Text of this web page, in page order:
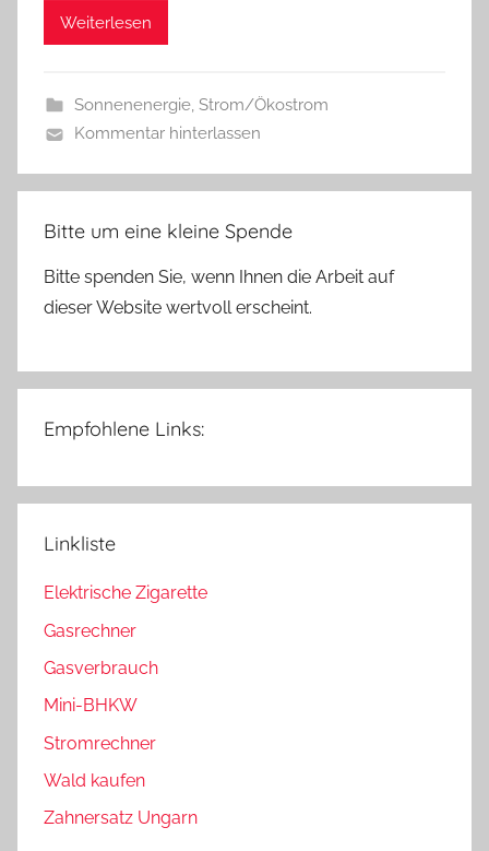
Weiterlesen
Sonnenenergie, Strom/Ökostrom
Kommentar hinterlassen
Bitte um eine kleine Spende
Bitte spenden Sie, wenn Ihnen die Arbeit auf
dieser Website wertvoll erscheint.
Empfohlene Links:
Linkliste
Elektrische Zigarette
Gasrechner
Gasverbrauch
Mini-BHKW
Stromrechner
Wald kaufen
Zahnersatz Ungarn